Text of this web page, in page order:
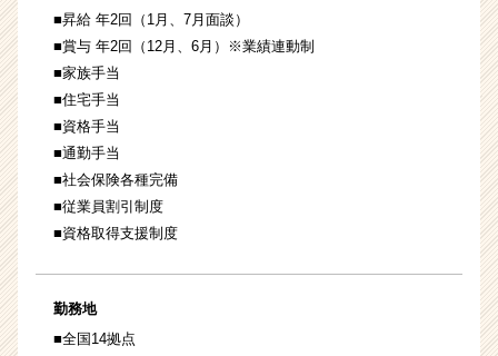
■昇給 年2回（1月、7月面談）
■賞与 年2回（12月、6月）※業績連動制
■家族手当
■住宅手当
■資格手当
■通勤手当
■社会保険各種完備
■従業員割引制度
■資格取得支援制度
勤務地
■全国14拠点